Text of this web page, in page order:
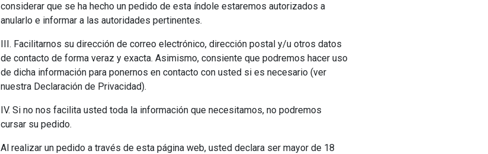
considerar que se ha hecho un pedido de esta índole estaremos autorizados a
anularlo e informar a las autoridades pertinentes.
III. Facilitarnos su dirección de correo electrónico, dirección postal y/u otros datos
de contacto de forma veraz y exacta. Asimismo, consiente que podremos hacer uso
de dicha información para ponernos en contacto con usted si es necesario (ver
nuestra Declaración de Privacidad).
IV. Si no nos facilita usted toda la información que necesitamos, no podremos
cursar su pedido.
Al realizar un pedido a través de esta página web, usted declara ser mayor de 18